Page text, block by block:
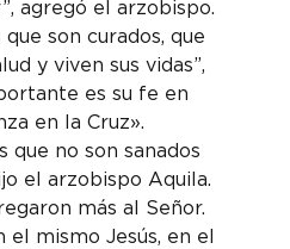
agregó el arzobispo.
son curados, que
y viven sus vidas”,
es su fe en
en la Cruz».
que no son sanados
el arzobispo Aquila.
más al Señor.
mismo Jesús, en el